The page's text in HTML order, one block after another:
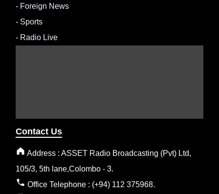
- Foreign News
- Sports
- Radio Live
Contact Us
Address : ASSET Radio Broadcasting (Pvt) Ltd,
105/3, 5th lane,Colombo - 3.
Office Telephone : (+94) 112 375968.